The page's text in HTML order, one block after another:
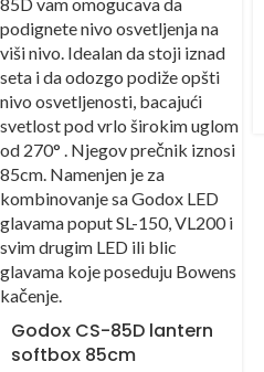
Godox CS-85D lantern
softbox 85cm